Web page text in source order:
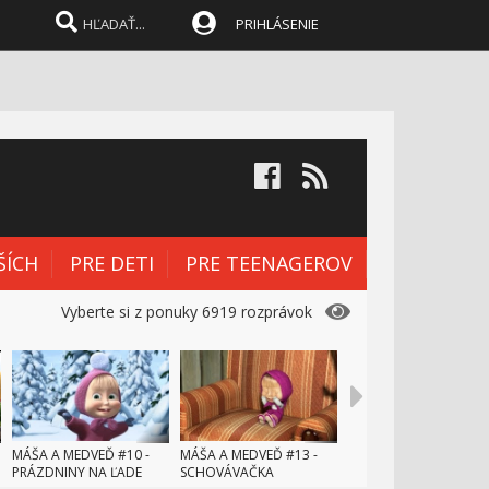
PRIHLÁSENIE
PRE DETI PRE TEENAGEROV
Vyberte si z ponuky 6919 rozprávok
MÁŠA A MEDVEĎ #10 -
PRÁZDNINY NA ĽADE
MÁŠA A MEDVEĎ #13 -
SCHOVÁVAČKA